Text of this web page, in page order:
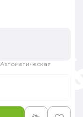
Автоматическая